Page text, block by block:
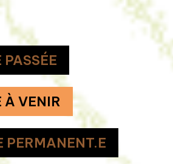
À VENIR
PERMANENT.E